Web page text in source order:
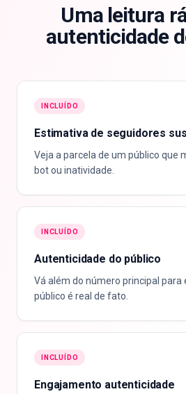
Uma leitura
autenticidade
INCLUÍDO
Estimativa de seguidores
Veja a parcela de um público que
bot ou inatividade.
INCLUÍDO
Autenticidade do público
Vá além do número principal para
público é real de fato.
INCLUÍDO
Engajamento autenticidade